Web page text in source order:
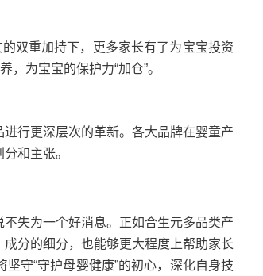
双重加持下，更多家长有了为宝宝投资
为宝宝的保护力“加仓”。
行更深层次的革新。各大品牌在婴童产
和主张。
失为一个好消息。正如合生元多品类产
分的细分，也能够更大程度上帮助家长
守“守护母婴健康”的初心，深化自身技